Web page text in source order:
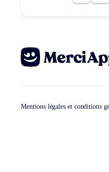
Mentions légales et conditions